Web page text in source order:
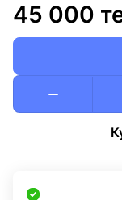
45 000